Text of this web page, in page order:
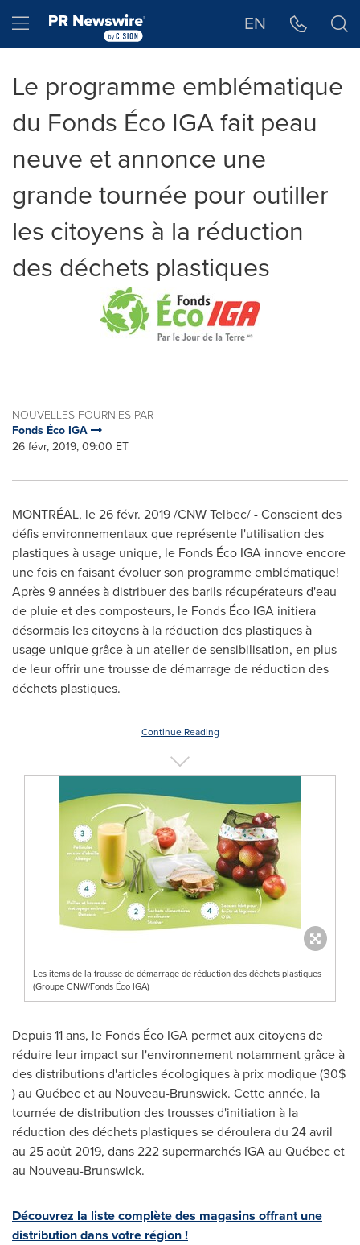
Hamburger menu EN
Le programme emblématique
du Fonds Éco IGA fait peau
neuve et annonce une
grande tournée pour outiller
les citoyens à la réduction
des déchets plastiques
NOUVELLES FOURNIES PAR
Fonds Éco IGA
26 févr, 2019, 09:00 ET
MONTRÉAL, le 26 févr. 2019 /CNW Telbec/ - Conscient des
défis environnementaux que représente l'utilisation des
plastiques à usage unique, le Fonds Éco IGA innove encore
une fois en faisant évoluer son programme emblématique!
Après 9 années à distribuer des barils récupérateurs d'eau
de pluie et des composteurs, le Fonds Éco IGA initiera
désormais les citoyens à la réduction des plastiques à
usage unique grâce à un atelier de sensibilisation, en plus
de leur offrir une trousse de démarrage de réduction des
déchets plastiques.
Continue Reading
Les items de la trousse de démarrage de réduction des déchets plastiques
(Groupe CNW/Fonds Éco IGA)
Depuis 11 ans, le Fonds Éco IGA permet aux citoyens de
réduire leur impact sur l'environnement notamment grâce à
des distributions d'articles écologiques à prix modique (30$
) au Québec et au Nouveau-Brunswick. Cette année, la
tournée de distribution des trousses d'initiation à la
réduction des déchets plastiques se déroulera du 24 avril
au 25 août 2019, dans 222 supermarchés IGA au Québec et
au Nouveau-Brunswick.
Découvrez la liste complète des magasins offrant une
distribution dans votre région !